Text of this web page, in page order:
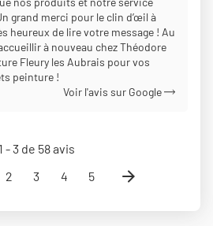
grand merci pour le clin d’œil à
heureux de lire votre message ! Au
à nouveau chez Théodore
Fleury les Aubrais pour vos
peinture !
Voir l'avis sur Google
1 - 3 de 58 avis
2 3 4 5